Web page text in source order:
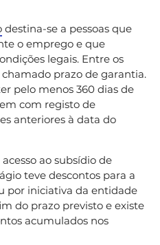
destina-se a pessoas que
o emprego e que
legais. Entre os
prazo de garantia.
pelo menos 360 dias de
com registo de
anteriores à data do
ao subsídio de
teve descontos para a
por iniciativa da entidade
do prazo previsto e existe
acumulados nos